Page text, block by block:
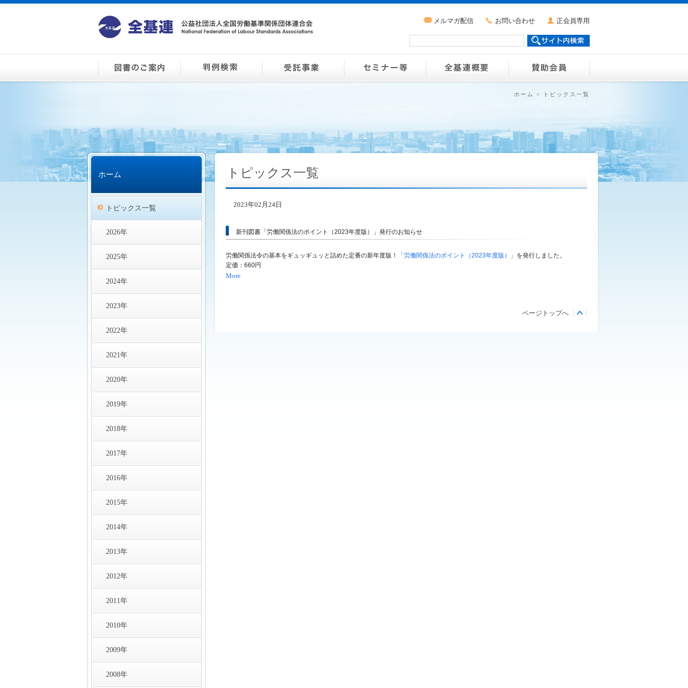
メルマガ配信 お問い合わせ 正会員専用
ホーム > トピックス一覧
ホーム
トピックス一覧
2026年
2025年
2024年
2023年
2022年
2021年
2020年
2019年
2018年
2017年
2016年
2015年
2014年
2013年
2012年
2011年
2010年
2009年
2008年
トピックス一覧
2023年02月24日
新刊図書「労働関係法のポイント（2023年度版）」発行のお知らせ
労働関係法令の基本をギュッギュッと詰めた定番の新年度版！ 「労働関係法のポイント（2023年度版）」 を発行しました。
定価：660円
More
ページトップへ